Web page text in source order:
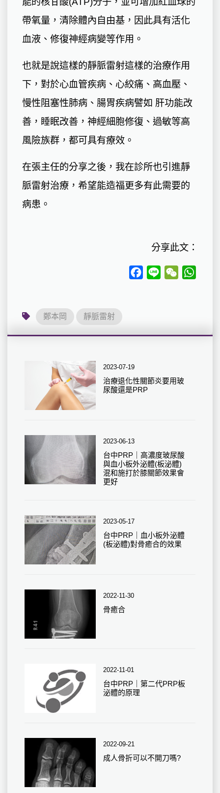
帶氧量，清除體內自由基，因此具有活化
血液、修復神經病變等作用。
也就是說這樣的靜脈雷射這樣的治療作用
下，對於心血管疾病、心絞痛、高血壓、
慢性阻塞性肺病、腸胃疾病譬如 肝功能改
善，睡眠改善，神經細胞修復、過敏等高
風險族群，都可具有療效。
在張主任的分享之後，我在診所也引進靜
脈雷射治療，希望能造福更多有此需要的
病患。
分享此文：
Facebook
Line WeChat
鄭本岡 靜脈雷射
2023-07-19
治療退化性關節炎要用玻
尿酸還是PRP
2023-06-13
台中PRP｜高濃度玻尿酸
與血小板外泌體(板泌體)
混和施打於膝關節效果會
更好
2023-05-17
台中PRP｜血小板外泌體
(板泌體)對骨癒合的效果
2022-11-30
骨癒合
2022-11-01
台中PRP｜第二代PRP板
泌體的原理
2022-09-21
成人骨折可以不開刀嗎?